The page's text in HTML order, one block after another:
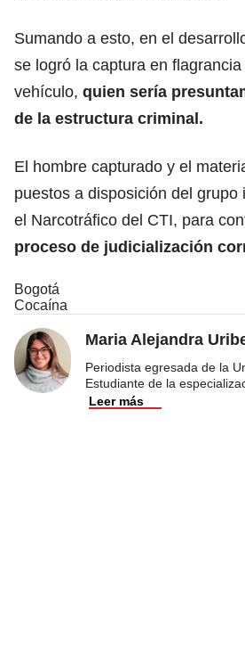
Sumando a esto, en el
se logró la captura en
vehículo, quien sería
de la estructura criminal.
El hombre capturado y el
puestos a disposición del grupo
el Narcotráfico del CTI, para
proceso de judicialización
Bogotá
Cocaína
Maria Alejandra
Periodista egresada de la
Estudiante de la
Leer más